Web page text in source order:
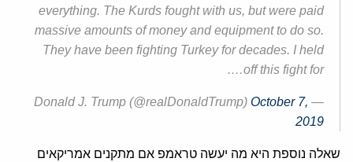
everything. The Kurds fought with us, but were paid
massive amounts of money and equipment to do so.
They have been fighting Turkey for decades. I held
off this fight for….
— Donald J. Trump (@realDonaldTrump)
October 7,
2019
שאלה נוספת היא מה יעשה טראמפ אם מתקנים אמריקאים